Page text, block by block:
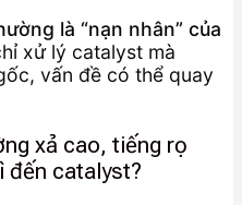
là “nạn nhân” của
xử lý catalyst mà
vấn đề có thể quay
xả cao, tiếng rọ
đến catalyst?